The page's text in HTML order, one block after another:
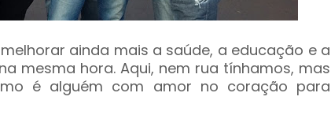
ainda mais a saúde, a educação e a
mesma hora. Aqui, nem rua tínhamos, mas
é alguém com amor no coração para